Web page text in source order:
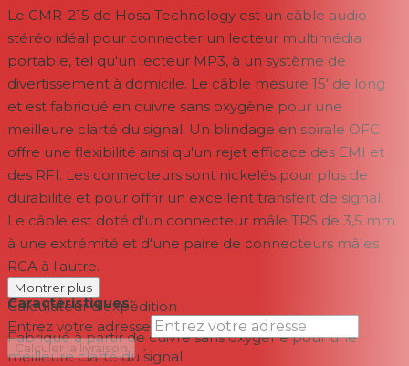
Le CMR-215 de Hosa Technology est un câble audio
stéréo idéal pour connecter un lecteur multimédia
portable, tel qu'un lecteur MP3, à un système de
divertissement à domicile. Le câble mesure 15' de long
et est fabriqué en cuivre sans oxygène pour une
meilleure clarté du signal. Un blindage en spirale OFC
offre une flexibilité ainsi qu'un rejet efficace des EMI et
des RFI. Les connecteurs sont nickelés pour plus de
durabilité et pour offrir un excellent transfert de signal.
Le câble est doté d'un connecteur mâle TRS de 3,5 mm
à une extrémité et d'une paire de connecteurs mâles
RCA à l'autre.
Caractéristiques:
Fabriqué à partir de cuivre sans oxygène pour une
meilleure clarté du signal
Montrer plus
Calculateur d'expédition
Entrez votre adresse
Calculer la livraison
→